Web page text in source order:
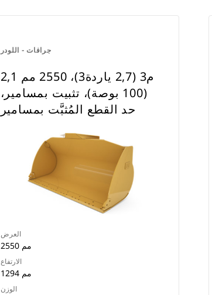
جرافات - اللودر
2,1 م3 (2,7 ياردة3)، 2550 مم
(100 بوصة)، تثبيت بمسامير،
حد القطع المُثبَّت بمسامير
العرض
2550 مم
الارتفاع
1294 مم
الوزن